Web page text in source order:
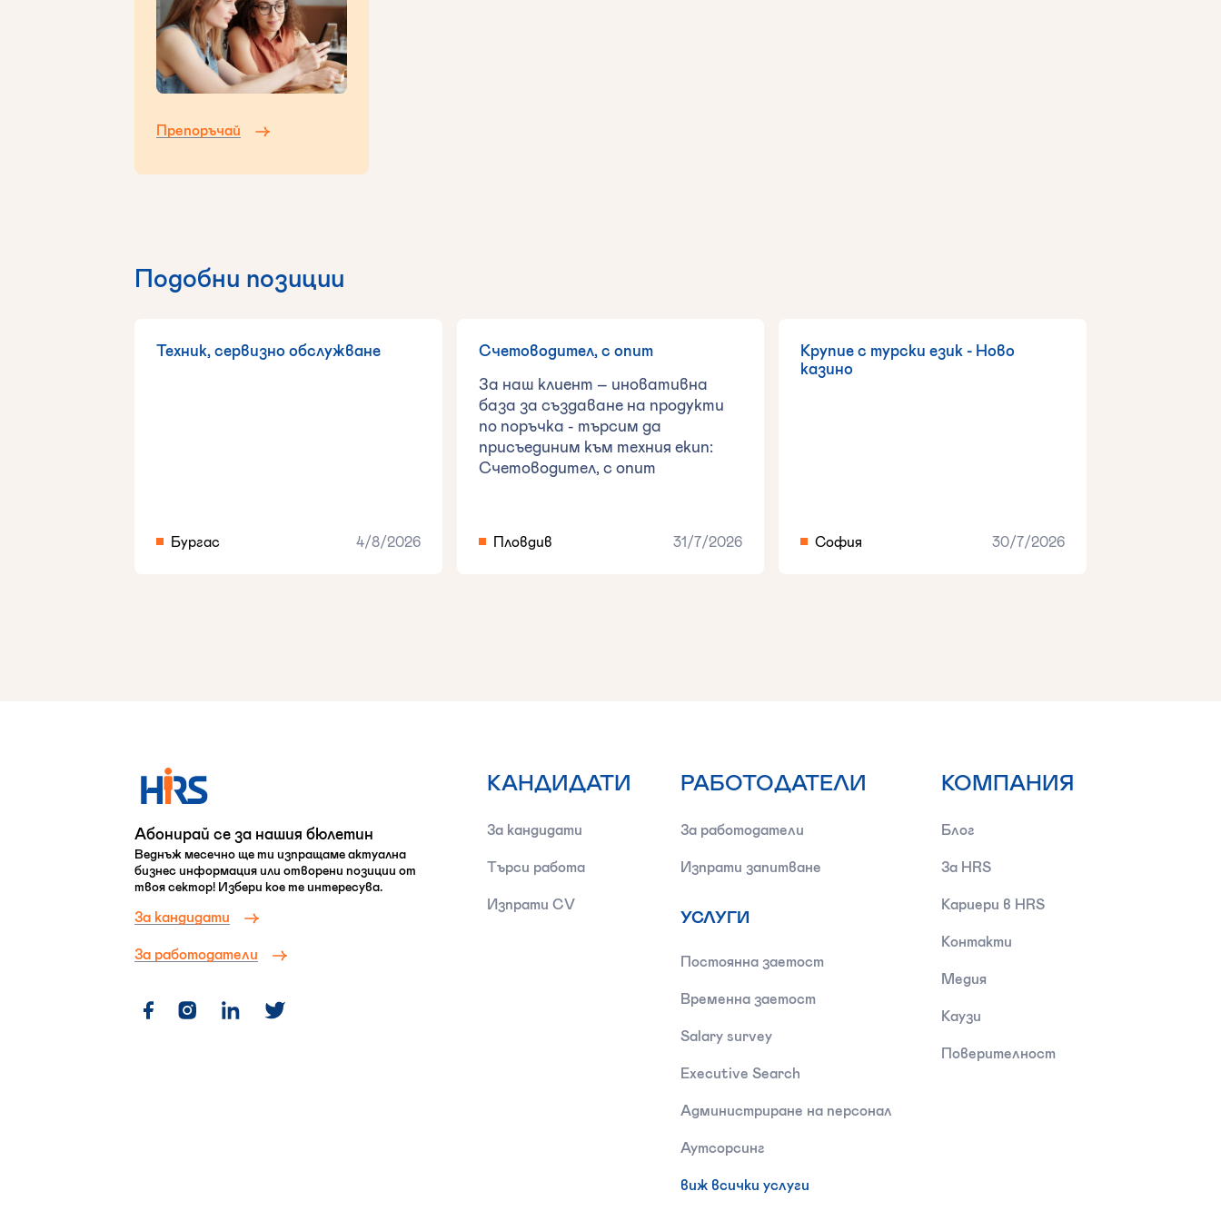
Препоръчай
Подобни позиции
Техник, сервизно обслужване
Бургас 4/8/2026
Счетоводител, с опит
За наш клиент – иновативна
база за създаване на продукти
по поръчка - търсим да
присъединим към техния екип:
Счетоводител, с опит
Пловдив 31/7/2026
Крупие с турски език - Ново
казино
София 30/7/2026
Абонирай се за нашия бюлетин
Веднъж месечно ще ти изпращаме актуална
бизнес информация или отворени позиции от
твоя сектор! Избери кое те интересува.
За кандидати
За работодатели
КАНДИДАТИ
За кандидати
Търси работа
Изпрати CV
РАБОТОДАТЕЛИ
За работодатели
Изпрати запитване
УСЛУГИ
Постоянна заетост
Временна заетост
Salary survey
Executive Search
Администриране на персонал
Аутсорсинг
виж всички услуги
КОМПАНИЯ
Блог
За HRS
Кариери в HRS
Контакти
Медия
Каузи
Поверителност